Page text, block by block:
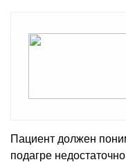
Пациент должен
подагре